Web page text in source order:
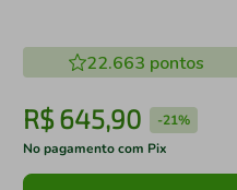
22.663 pontos
R$645,90 -21%
No pagamento com Pix